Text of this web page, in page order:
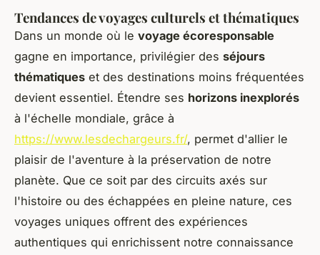
Tendances de voyages culturels et thématiques
Dans un monde où le voyage écoresponsable
gagne en importance, privilégier des séjours
thématiques et des destinations moins fréquentées
devient essentiel. Étendre ses horizons inexplorés
à l'échelle mondiale, grâce à
https://www.lesdechargeurs.fr/, permet d'allier le
plaisir de l'aventure à la préservation de notre
planète. Que ce soit par des circuits axés sur
l'histoire ou des échappées en pleine nature, ces
voyages uniques offrent des expériences
authentiques qui enrichissent notre connaissance